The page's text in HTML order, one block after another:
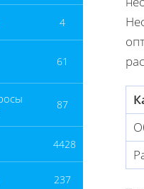
4
61
87
4428
237